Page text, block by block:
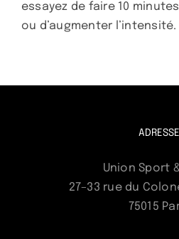
essayez de faire 10
ou d’augmenter l’intensité.
ADRESSE
Union Sport
27–33 rue du
75015